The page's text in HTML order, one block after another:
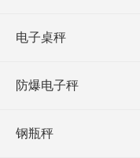
电子桌秤
防爆电子秤
钢瓶秤